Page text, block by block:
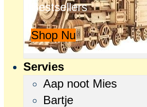
Bestsellers
Shop Nu
Servies
Aap noot Mies
Bartje